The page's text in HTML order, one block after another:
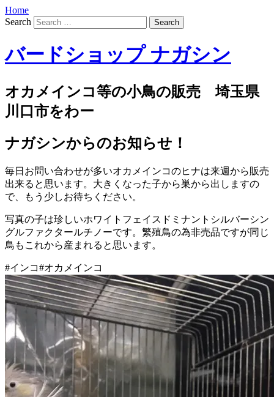
Home
Search
バードショップ ナガシン
オカメインコ等の小鳥の販売 埼玉県
川口市をわー
ナガシンからのお知らせ！
毎日お問い合わせが多いオカメインコのヒナは来週から販売
出来ると思います。大きくなった子から巣から出しますの
で、もう少しお待ちください。
写真の子は珍しいホワイトフェイスドミナントシルバーシン
グルファクタールチノーです。繁殖鳥の為非売品ですが同じ
鳥もこれから産まれると思います。
#インコ#オカメインコ